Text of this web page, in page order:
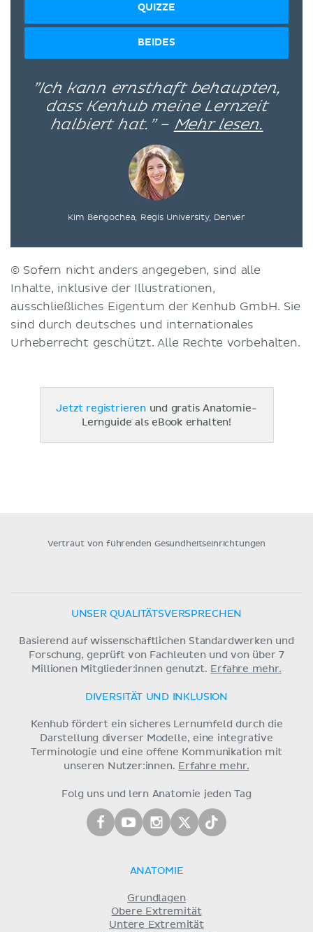
QUIZZE
BEIDES
”Ich kann ernsthaft behaupten,
dass Kenhub meine Lernzeit
halbiert hat.” – Mehr lesen.
Kim Bengochea, Regis University, Denver
© Sofern nicht anders angegeben, sind alle
Inhalte, inklusive der Illustrationen,
ausschließliches Eigentum der Kenhub GmbH. Sie
sind durch deutsches und internationales
Urheberrecht geschützt. Alle Rechte vorbehalten.
Jetzt registrieren und gratis Anatomie-
Lernguide als eBook erhalten!
Vertraut von führenden Gesundheitseinrichtungen
UNSER QUALITÄTSVERSPRECHEN
Basierend auf wissenschaftlichen Standardwerken und
Forschung, geprüft von Fachleuten und von über 7
Millionen Mitglieder:innen genutzt. Erfahre mehr.
DIVERSITÄT UND INKLUSION
Kenhub fördert ein sicheres Lernumfeld durch die
Darstellung diverser Modelle, eine integrative
Terminologie und eine offene Kommunikation mit
unseren Nutzer:innen. Erfahre mehr.
Folg uns und lern Anatomie jeden Tag
ANATOMIE
Grundlagen
Obere Extremität
Untere Extremität